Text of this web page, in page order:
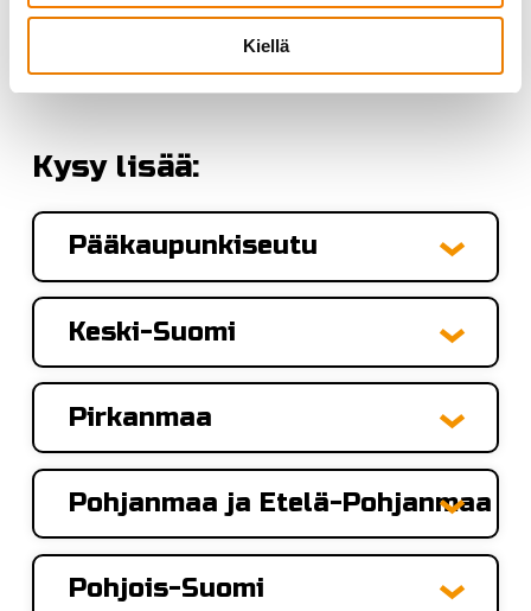
Kiellä
Kysy lisää:
Pääkaupunkiseutu
Keski-Suomi
Pirkanmaa
Pohjanmaa ja Etelä-Pohjanmaa
Pohjois-Suomi